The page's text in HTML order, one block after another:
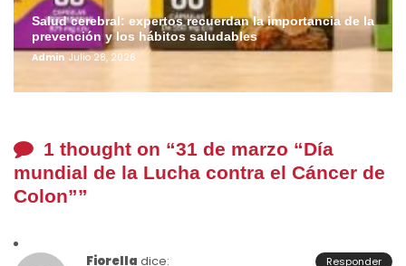
Salud cerebral: expertos recuerdan la importancia de la
prevención y los hábitos saludables
Admin Julio 28, 2026
1 thought on “31 de marzo “Día
mundial de la Lucha contra el Cáncer de
Colon””
Fiorella dice: Responder